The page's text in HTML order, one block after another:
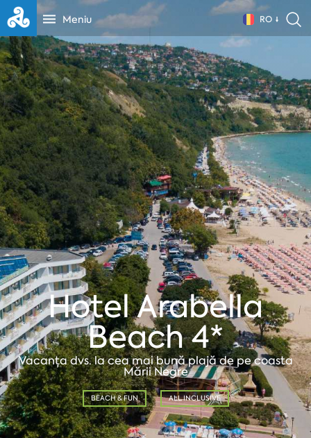
Meniu RO
Hotel Arabella
Beach 4*
Vacanța dvs. la cea mai bună plajă de pe coasta
Mării Negre
BEACH & FUN ALL INCLUSIVE